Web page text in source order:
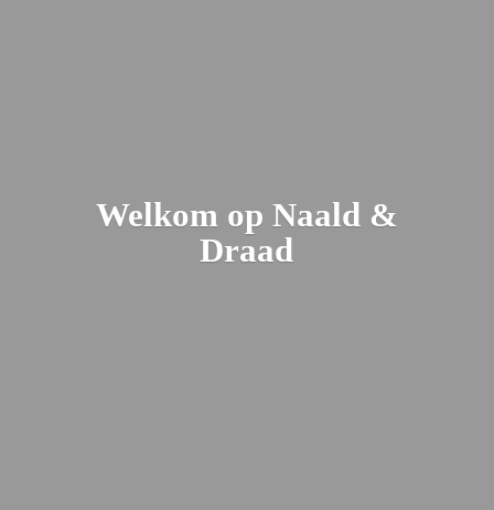
Welkom op Naald &
Draad